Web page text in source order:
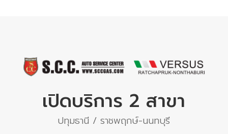
เปิดบริการ 2 สาขา
ปทุมธานี / ราชพฤกษ์-นนทบุรี